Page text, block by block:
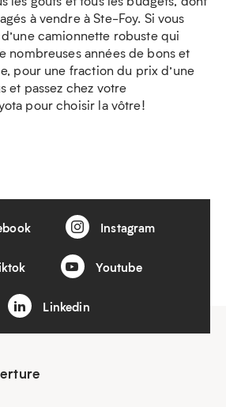
à vendre à Ste-Foy. Si vous
camionnette robuste qui
nombreuses années de bons et
pour une fraction du prix d’une
et passez chez votre
pour choisir la vôtre!
Instagram
Youtube
Linkedin